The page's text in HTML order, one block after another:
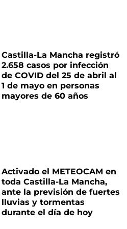
Castilla-La Mancha registró
2.658 casos por infección
de COVID del 25 de abril al
1 de mayo en personas
mayores de 60 años
Activado el METEOCAM en
toda Castilla-La Mancha,
ante la previsión de fuertes
lluvias y tormentas
durante el día de hoy